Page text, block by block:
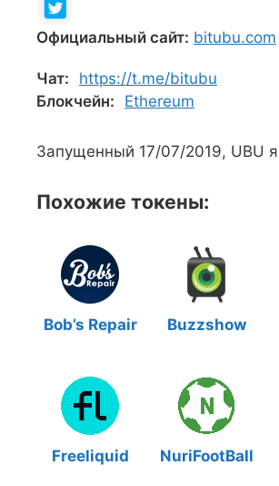
Официальный сайт: bitubu.com
Чат:
https://t.me/bitubu
Блокчейн:
Ethereum
Запущенный 17/07/2019, UBU
Похожие токены:
Bob’s Repair Buzzshow
Freeliquid NuriFootBall